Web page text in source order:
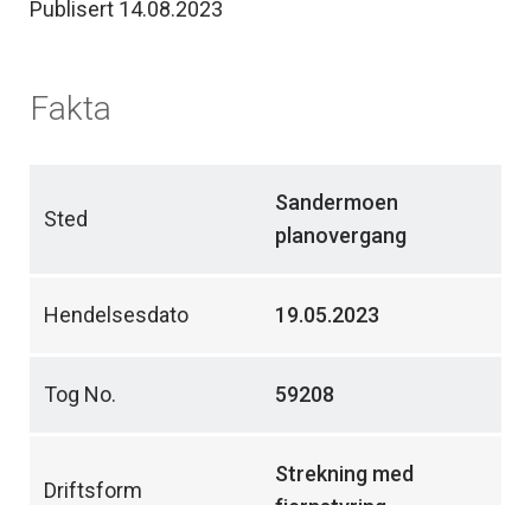
Publisert 14.08.2023
Fakta
Sted
Sandermoen
planovergang
Hendelsesdato 19.05.2023
Tog No. 59208
Driftsform
Strekning med